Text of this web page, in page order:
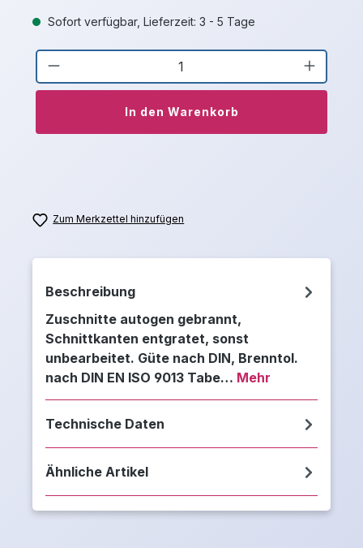
Sofort verfügbar, Lieferzeit: 3 - 5 Tage
Produkt Anzahl: Gib den
In den Warenkorb
Zum Merkzettel hinzufügen
Beschreibung
Zuschnitte autogen gebrannt,
Schnittkanten entgratet, sonst
unbearbeitet. Güte nach DIN, Brenntol.
nach DIN EN ISO 9013 Tabe… Mehr
Technische Daten
Ähnliche Artikel